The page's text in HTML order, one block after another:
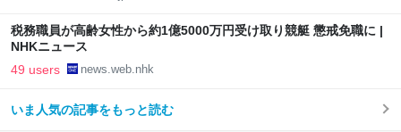
税務職員が高齢女性から約1億5000万円受け取り競艇 懲戒免職に |
NHKニュース
49 users news.web.nhk
いま人気の記事をもっと読む